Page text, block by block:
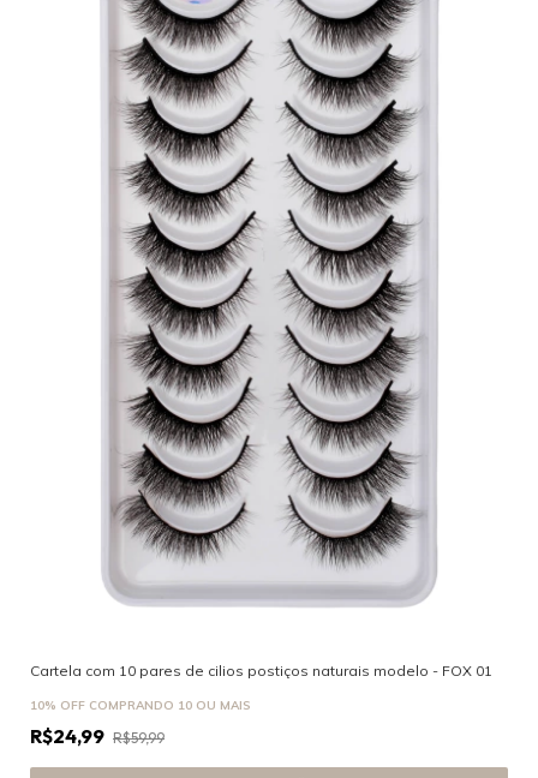
Cartela com 10 pares de cilios postiços naturais modelo - FOX 01
10% OFF COMPRANDO 10 OU MAIS
R$24,99 R$59,99